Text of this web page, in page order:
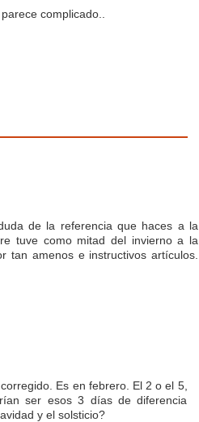
complicado..
de la referencia que haces a la
tuve como mitad del invierno a la
tan amenos e instructivos artículos.
Es en febrero. El 2 o el 5,
ser esos 3 días de diferencia
y el solsticio?